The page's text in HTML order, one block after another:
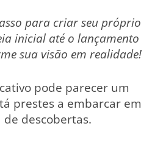
para criar seu próprio
inicial até o lançamento
sua visão em realidade!
pode parecer um
prestes a embarcar em
descobertas.